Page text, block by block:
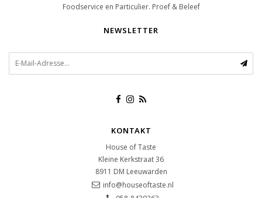
Foodservice en Particulier. Proef & Beleef
NEWSLETTER
KONTAKT
House of Taste
Kleine Kerkstraat 36
8911 DM Leeuwarden
info@houseoftaste.nl